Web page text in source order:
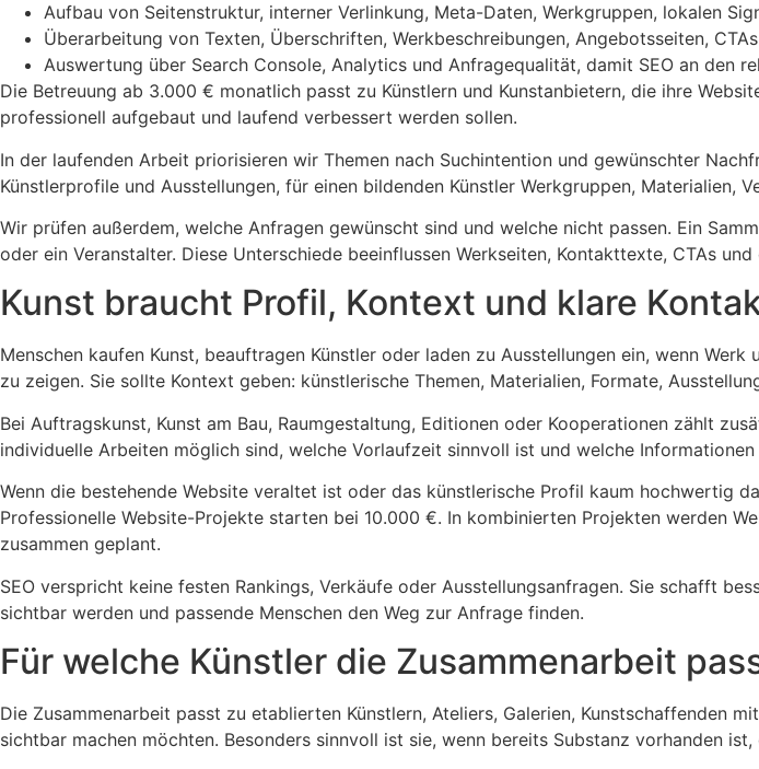
Aufbau von Seitenstruktur, interner Verlinkung, Meta-Daten, Werkgruppen, lokalen
Überarbeitung von Texten, Überschriften, Werkbeschreibungen, Angebotsseiten,
Auswertung über Search Console, Analytics und Anfragequalität, damit SEO an den
Die Betreuung ab 3.000 € monatlich passt zu Künstlern und Kunstanbietern, die ihre
professionell aufgebaut und laufend verbessert werden sollen.
In der laufenden Arbeit priorisieren wir Themen nach Suchintention und gewünschter
Künstlerprofile und Ausstellungen, für einen bildenden Künstler Werkgruppen,
Wir prüfen außerdem, welche Anfragen gewünscht sind und welche nicht passen. Ein
oder ein Veranstalter. Diese Unterschiede beeinflussen Werkseiten, Kontakttexte, CTAs
Kunst braucht Profil, Kontext und klare
Menschen kaufen Kunst, beauftragen Künstler oder laden zu Ausstellungen ein, wenn
zu zeigen. Sie sollte Kontext geben: künstlerische Themen, Materialien, Formate,
Bei Auftragskunst, Kunst am Bau, Raumgestaltung, Editionen oder Kooperationen zählt
individuelle Arbeiten möglich sind, welche Vorlaufzeit sinnvoll ist und welche
Wenn die bestehende Website veraltet ist oder das künstlerische Profil kaum hochwertig
Professionelle Website-Projekte starten bei 10.000 €. In kombinierten Projekten werden
zusammen geplant.
SEO verspricht keine festen Rankings, Verkäufe oder Ausstellungsanfragen. Sie schafft
sichtbar werden und passende Menschen den Weg zur Anfrage finden.
Für welche Künstler die Zusammenarbeit
Die Zusammenarbeit passt zu etablierten Künstlern, Ateliers, Galerien, Kunstschaffenden
sichtbar machen möchten. Besonders sinnvoll ist sie, wenn bereits Substanz vorhanden